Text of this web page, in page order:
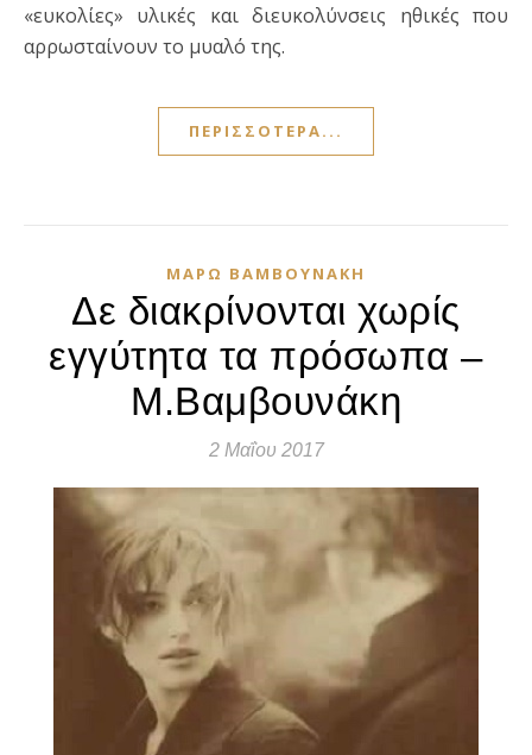
«ευκολίες» υλικές και διευκολύνσεις ηθικές που
αρρωσταίνουν το μυαλό της.
ΠΕΡΙΣΣΌΤΕΡΑ...
ΜΆΡΩ ΒΑΜΒΟΥΝΆΚΗ
Δε διακρίνονται χωρίς
εγγύτητα τα πρόσωπα –
Μ.Βαμβουνάκη
2 Μαΐου 2017